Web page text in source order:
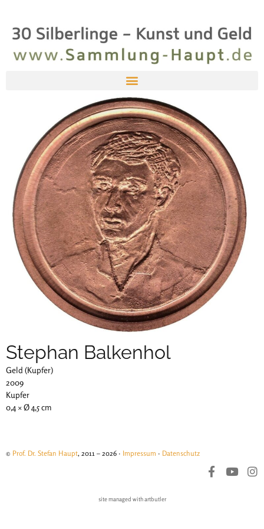
Stephan Balkenhol
Geld (Kupfer)
2009
Kupfer
0,4 × Ø 4,5 cm
© Prof. Dr. Stefan Haupt, 2011 – 2026 · Impressum · Datenschutz
site managed with artbutler